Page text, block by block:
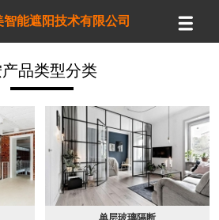
能遮阳技术有限公司
品类型分类
单层玻璃隔断